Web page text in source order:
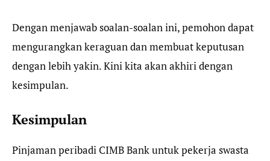
Dengan menjawab soalan-soalan ini, pemohon dapat
mengurangkan keraguan dan membuat keputusan
dengan lebih yakin. Kini kita akan akhiri dengan
kesimpulan.
Kesimpulan
Pinjaman peribadi CIMB Bank untuk pekerja swasta